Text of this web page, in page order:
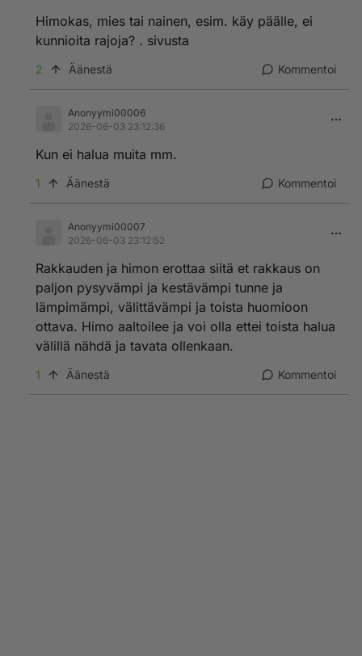
Himokas, mies tai nainen, esim. käy päälle, ei
kunnioita rajoja? . sivusta
2 Äänestä Kommentoi
Anonyymi00006
2026-06-03 23:12:36
Kun ei halua muita mm.
1 Äänestä Kommentoi
Anonyymi00007
2026-06-03 23:12:52
Rakkauden ja himon erottaa siitä et rakkaus on
paljon pysyvämpi ja kestävämpi tunne ja
lämpimämpi, välittävämpi ja toista huomioon
ottava. Himo aaltoilee ja voi olla ettei toista halua
välillä nähdä ja tavata ollenkaan.
1 Äänestä Kommentoi